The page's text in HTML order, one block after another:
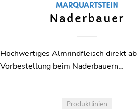
MARQUARTSTEIN
Naderbauer
Hochwertiges Almrindfleisch direkt ab
Vorbestellung beim Naderbauern…
Produktlinien